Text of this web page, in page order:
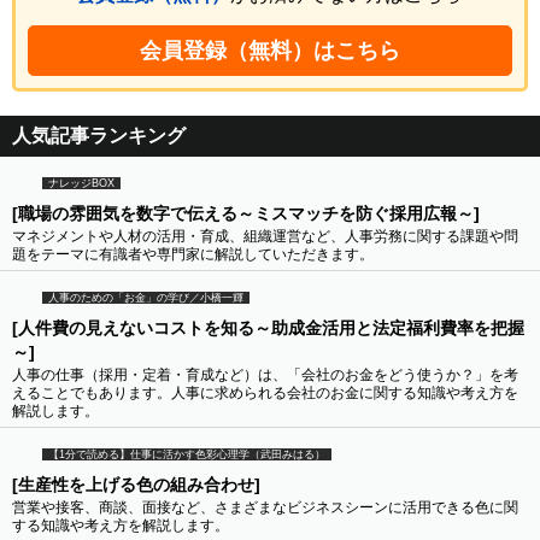
会員登録（無料）はこちら
人気記事ランキング
ナレッジBOX
[職場の雰囲気を数字で伝える～ミスマッチを防ぐ採用広報～]
マネジメントや人材の活用・育成、組織運営など、人事労務に関する課題や問
題をテーマに有識者や専門家に解説していただきます。
人事のための「お金」の学び／小橋一輝
[人件費の見えないコストを知る～助成金活用と法定福利費率を把握
～]
人事の仕事（採用・定着・育成など）は、「会社のお金をどう使うか？」を考
えることでもあります。人事に求められる会社のお金に関する知識や考え方を
解説します。
【1分で読める】仕事に活かす色彩心理学（武田みはる）
[生産性を上げる色の組み合わせ]
営業や接客、商談、面接など、さまざまなビジネスシーンに活用できる色に関
する知識や考え方を解説します。